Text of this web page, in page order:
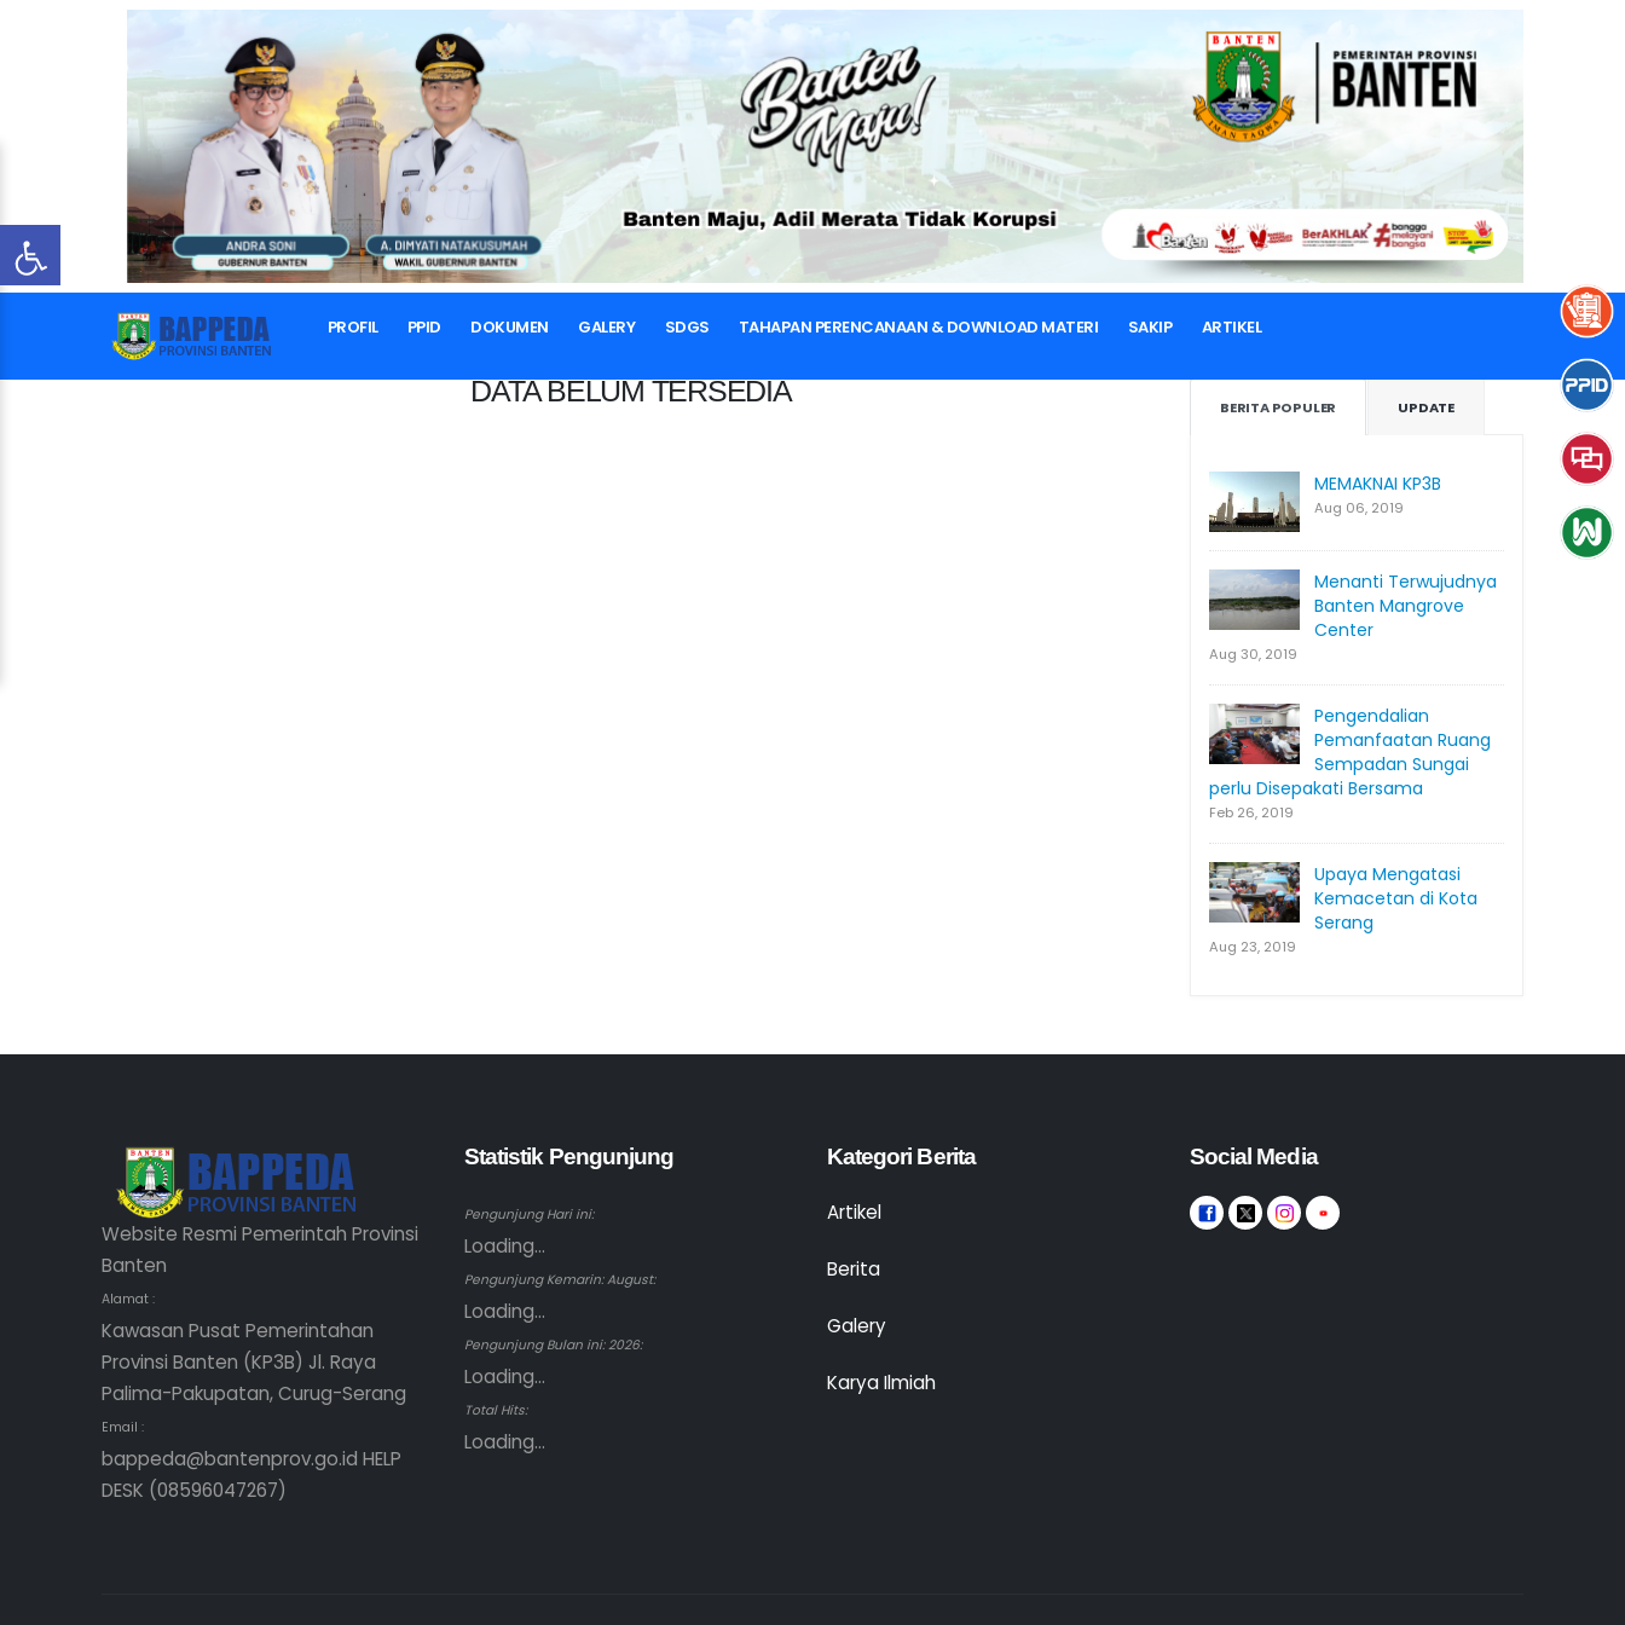
PROFIL PPID DOKUMEN GALERY SDGS TAHAPAN PERENCANAAN & DOWNLOAD MATERI SAKIP ARTIKEL
BERANDA
DATA BELUM TERSEDIA
BERITA POPULER UPDATE
MEMAKNAI KP3B
Aug 06, 2019
Menanti Terwujudnya
Banten Mangrove
Center
Aug 30, 2019
Pengendalian
Pemanfaatan Ruang
Sempadan Sungai
perlu Disepakati Bersama
Feb 26, 2019
Upaya Mengatasi
Kemacetan di Kota
Serang
Aug 23, 2019
Website Resmi Pemerintah Provinsi
Banten
Alamat :
Kawasan Pusat Pemerintahan
Provinsi Banten (KP3B) Jl. Raya
Palima-Pakupatan, Curug-Serang
Email :
bappeda@bantenprov.go.id HELP
DESK (08596047267)
Statistik Pengunjung
Pengunjung Hari ini:
Loading...
Pengunjung Kemarin: August:
Loading...
Pengunjung Bulan ini: 2026:
Loading...
Total Hits:
Loading...
Kategori Berita
Artikel
Berita
Galery
Karya Ilmiah
Social Media